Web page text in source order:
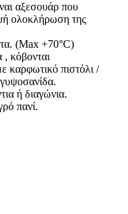
αξεσουάρ που
ολοκλήρωση της
(Max +70°C)
, κόβονται
καρφωτικό πιστόλι /
ή διαγώνια.
πανί.